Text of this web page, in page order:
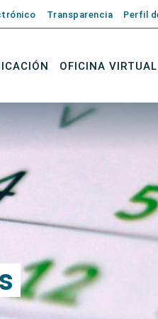
Transparencia Perfil
OFICINA VIRTUAL